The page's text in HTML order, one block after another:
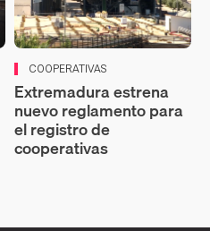
COOPERATIVAS
Extremadura estrena
nuevo reglamento para
el registro de
cooperativas